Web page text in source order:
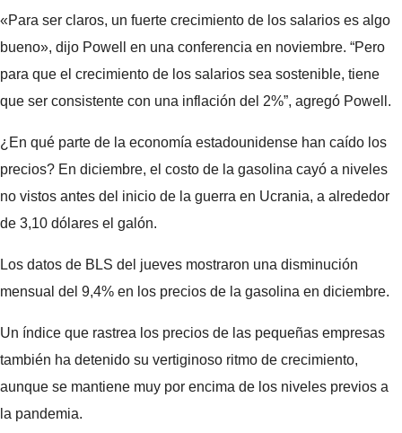
«Para ser claros, un fuerte crecimiento de los salarios es algo
bueno», dijo Powell en una conferencia en noviembre. “Pero
para que el crecimiento de los salarios sea sostenible, tiene
que ser consistente con una inflación del 2%”, agregó Powell.
¿En qué parte de la economía estadounidense han caído los
precios? En diciembre, el costo de la gasolina cayó a niveles
no vistos antes del inicio de la guerra en Ucrania, a alrededor
de 3,10 dólares el galón.
Los datos de BLS del jueves mostraron una disminución
mensual del 9,4% en los precios de la gasolina en diciembre.
Un índice que rastrea los precios de las pequeñas empresas
también ha detenido su vertiginoso ritmo de crecimiento,
aunque se mantiene muy por encima de los niveles previos a
la pandemia.